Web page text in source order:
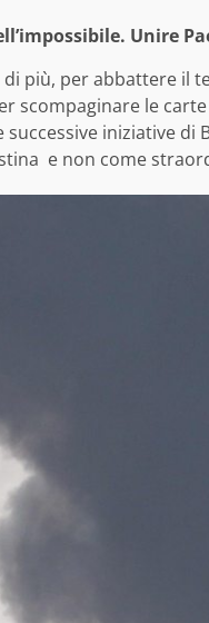
Unire
di più, per abbattere il
scompaginare le
iniziative
e non come